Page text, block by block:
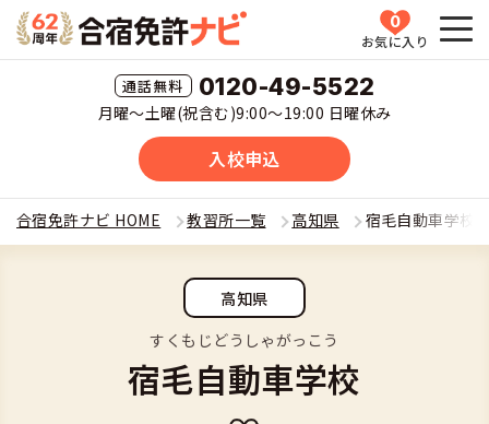
0
お気に入り
0120-49-5522
月曜〜土曜(祝含む)9:00〜19:00 日曜休み
入校申込
HOME
教習所一覧
運転免許の種類(車種)を選ぶ
普通二輪
大型二輪
合宿免許とは
合宿免許とは合宿免許に役立つ情報
合宿免許ナビ HOME 教習所一覧 高知県 宿毛自動車学校
高知県
すくもじどうしゃがっこう
宿毛自動車学校